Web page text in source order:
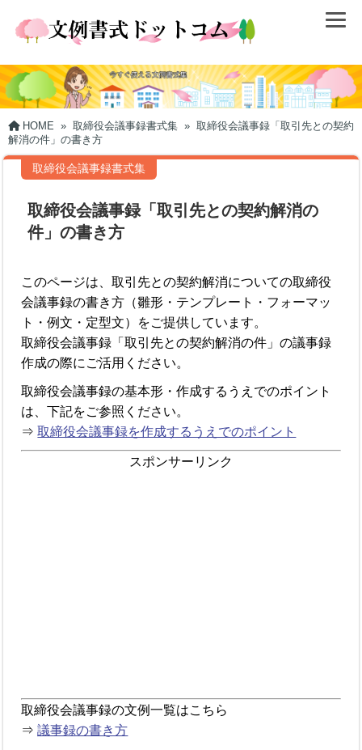
HOME » 取締役会議事録書式集 » 取締役会議事録「取引先との契約
解消の件」の書き方
取締役会議事録書式集
取締役会議事録「取引先との契約解消の
件」の書き方
このページは、取引先との契約解消についての取締役
会議事録の書き方（雛形・テンプレート・フォーマッ
ト・例文・定型文）をご提供しています。
取締役会議事録「取引先との契約解消の件」の議事録
作成の際にご活用ください。
取締役会議事録の基本形・作成するうえでのポイント
は、下記をご参照ください。
⇒取締役会議事録を作成するうえでのポイント
スポンサーリンク
取締役会議事録の文例一覧はこちら
⇒議事録の書き方